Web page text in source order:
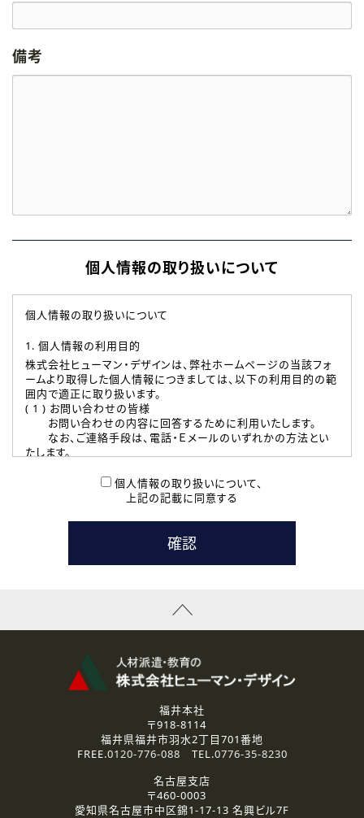
備考
個人情報の取り扱いについて
個人情報の取り扱いについて
1. 個人情報の利用目的
株式会社ヒューマン・デザインは、弊社ホームページの当該フォ
ームより取得した個人情報につきましては、以下の利用目的の範
囲内で適正に取り扱います。
( 1 ) お問い合わせの皆様
お問い合わせの内容に回答するために利用いたします。
なお、ご連絡手段は、電話・Ｅメールのいずれかの方法とい
たします。
本登録に関するご連絡および本登録時の参考情報として利
たします。
( 3 ) スタッフ派遣を検討されている企業の皆様
お問い合わせの内容に回答するために利用いたします。
なお、ご連絡手段は、電話・Ｅメールのいずれかの方法とい
資料送付、受講相談に関するご連絡のために利用いたしま
その他、お問い合わせの内容に回答するために利用いたし
なお、ご連絡手段は、電話・Ｅメールのいずれかの方法とい
2.個人情報の第三者提供
ご提供いただいた個人情報は、法令等の規定に従う場合を除き、
3.個人情報の取り扱いの委託
弊社の定める個人情報保護の評価基準を満たした委託先に、個
個人情報の取り扱いについて、
上記の記載に同意する
福井本社
〒918-8114
福井県福井市羽水2丁目701番地
FREE.0120-776-088 TEL.0776-35-8230
名古屋支店
〒460-0003
愛知県名古屋市中区錦1-17-13 名興ビル7F